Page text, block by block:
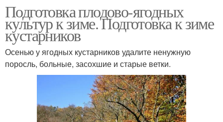
Подготовка плодово-ягодных
культур к зиме. Подготовка к зиме
кустарников
Осенью у ягодных кустарников удалите ненужную
поросль, больные, засохшие и старые ветки.